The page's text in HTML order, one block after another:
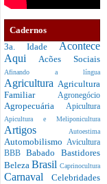
Cadernos
3a. Idade Acontece
Aqui Acões Sociais
Afinando a língua
Agricultura Agricultura
Familiar Agronegócio
Agropecuária Apicultura
Apicultura e Meliponicultura
Artigos Autoestima
Automobilismo Avicultura
BBBBabado Bastidores
Beleza Brasil Caprinocultura
Carnaval Celebridades